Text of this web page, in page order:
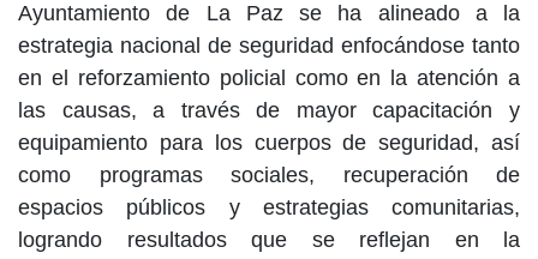
Ayuntamiento de La Paz se ha alineado a la
estrategia nacional de seguridad enfocándose tanto
en el reforzamiento policial como en la atención a
las causas, a través de mayor capacitación y
equipamiento para los cuerpos de seguridad, así
como programas sociales, recuperación de
espacios públicos y estrategias comunitarias,
logrando resultados que se reflejan en la